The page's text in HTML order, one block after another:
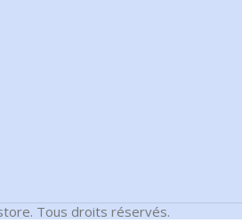
Tous droits réservés.